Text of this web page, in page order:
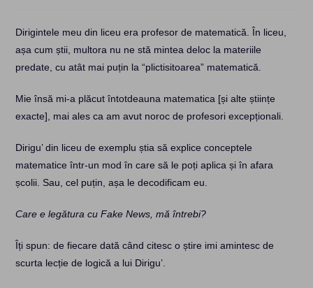
Dirigintele meu din liceu era profesor de matematică. În liceu,
așa cum știi, multora nu ne stă mintea deloc la materiile
predate, cu atât mai puțin la “plictisitoarea” matematică.
Mie însă mi-a plăcut întotdeauna matematica [și alte științe
exacte], mai ales ca am avut noroc de profesori excepționali.
Dirigu’ din liceu de exemplu știa să explice conceptele
matematice într-un mod în care să le poți aplica și în afara
școlii. Sau, cel puțin, așa le decodificam eu.
Care e legătura cu Fake News, mă întrebi?
Îți spun: de fiecare dată când citesc o știre imi amintesc de
scurta lecție de logică a lui Dirigu’.